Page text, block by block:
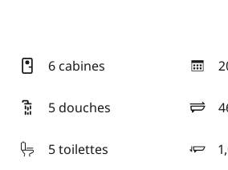
6 cabines
5 douches
5 toilettes
tirant